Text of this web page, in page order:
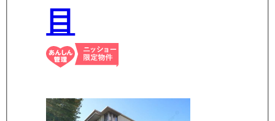
目